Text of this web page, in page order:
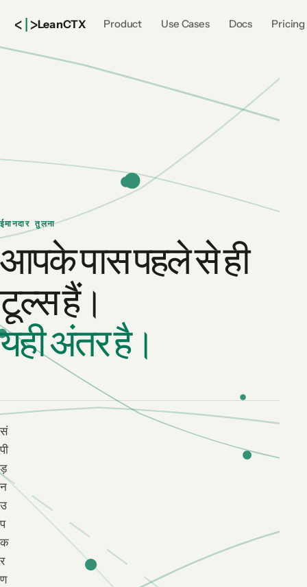
<|>LeanCTX Product Use Cases Docs Pricing
ईमानदार तुलना
आपके पास पहले से ही
टूल्स हैं।
यही अंतर है।
सं
पी
ड़
न
उ
प
क
र
ण